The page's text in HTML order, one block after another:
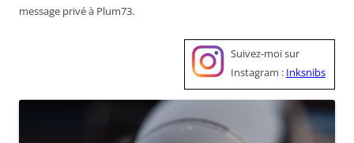
message privé à Plum73.
Suivez-moi sur
Instagram : Inksnibs